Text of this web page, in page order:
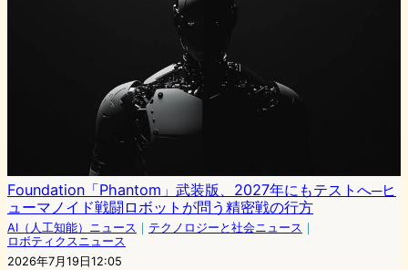
Foundation「Phantom」武装版、2027年にもテストへ─ヒ
ューマノイド戦闘ロボットが問う精密戦の行方
AI（人工知能）ニュース ｜ テクノロジーと社会ニュース ｜
ロボティクスニュース
2026年7月19日12:05